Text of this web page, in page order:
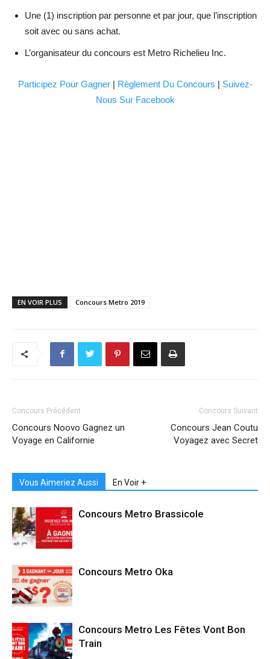
Une (1) inscription par personne et par jour, que l’inscription
soit avec ou sans achat.
L’organisateur du concours est Metro Richelieu Inc.
Participez Pour Gagner| Règlement Du Concours | Suivez-
Nous Sur Facebook
EN VOIR PLUS Concours Metro 2019
Concours Précédent
Concours Noovo Gagnez un
Voyage en Californie
Concours Suivant
Concours Jean Coutu
Voyagez avec Secret
Vous Aimeriez Aussi En Voir +
Concours Metro Brassicole
Concours Metro Oka
Concours Metro Les Fêtes Vont Bon
Train